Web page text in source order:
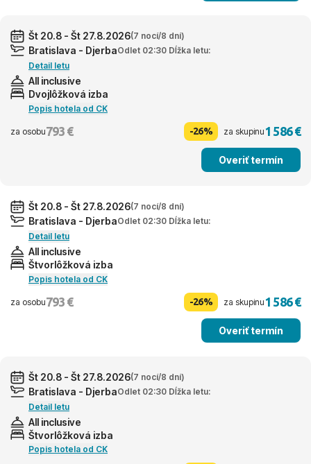
Št 20.8 - Št 27.8.2026(7 nocí/8 dní)
Bratislava - DjerbaOdlet 02:30 Dĺžka letu:
Detail letu
All inclusive
Dvojlôžková izba
Popis hotela od CK
za osobu793 € -26% za skupinu1 586 €
Overiť termín
Št 20.8 - Št 27.8.2026(7 nocí/8 dní)
Bratislava - DjerbaOdlet 02:30 Dĺžka letu:
Detail letu
All inclusive
Štvorlôžková izba
Popis hotela od CK
za osobu793 € -26% za skupinu1 586 €
Overiť termín
Št 20.8 - Št 27.8.2026(7 nocí/8 dní)
Bratislava - DjerbaOdlet 02:30 Dĺžka letu:
Detail letu
All inclusive
Štvorlôžková izba
Popis hotela od CK